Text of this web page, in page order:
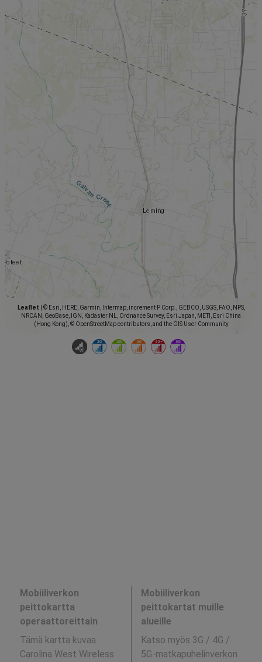
Leaflet
© Esri, HERE, Garmin, Intermap, increment P Corp., GEBCO, USGS, FAO, NPS,
NRCAN, GeoBase, IGN, Kadaster NL, Ordnance Survey, Esri Japan, METI, Esri China
(Hong Kong), © OpenStreetMap contributors, and the GIS User Community
Mobiiliverkon
peittokartta
operaattoreittain
Tämä kartta kuvaa
Carolina West Wireless
Mobiiliverkon
peittokartat muille
alueille
Katso myös 3G / 4G /
5G-matkapuhelinverkon